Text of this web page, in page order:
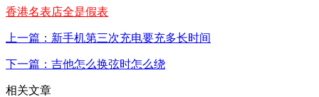
香港名表店全是假表
上一篇：新手机第三次充电要充多长时间
下一篇：吉他怎么换弦时怎么绕
相关文章